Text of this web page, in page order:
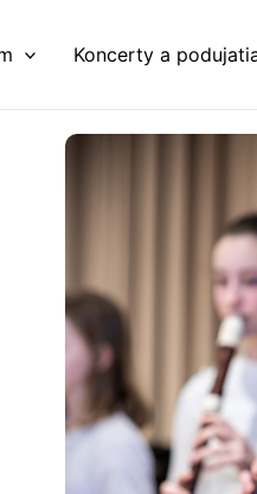
Koncerty a